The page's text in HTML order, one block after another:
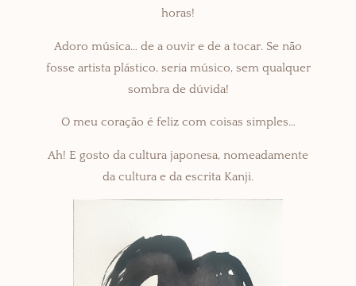
horas!
Adoro música… de a ouvir e de a tocar. Se não
fosse artista plástico, seria músico, sem qualquer
sombra de dúvida!
O meu coração é feliz com coisas simples…
Ah! E gosto da cultura japonesa, nomeadamente
da cultura e da escrita Kanji.